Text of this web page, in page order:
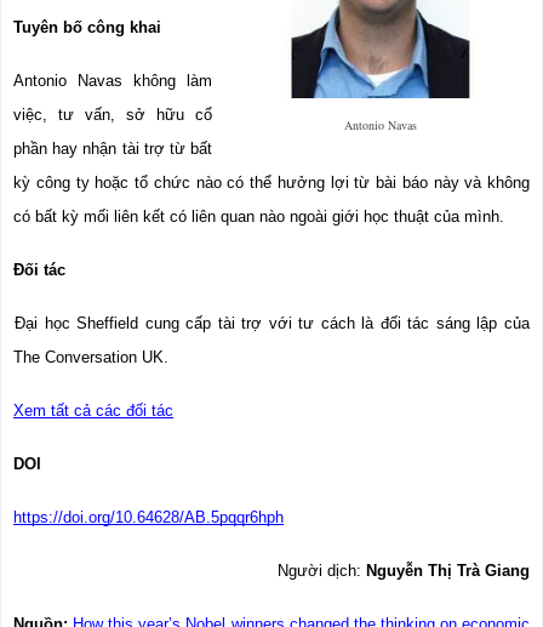
Antonio Navas
Tuyên bố công khai
Antonio Navas không làm
việc, tư vấn, sở hữu cổ
phần hay nhận tài trợ từ bất
kỳ công ty hoặc tổ chức nào có thể hưởng lợi từ bài báo này và không
có bất kỳ mối liên kết có liên quan nào ngoài giới học thuật của mình.
Đối tác
Đại học Sheffield cung cấp tài trợ với tư cách là đối tác sáng lập của
The Conversation UK.
Xem tất cả các đối tác
DOI
https://doi.org/10.64628/AB.5pqqr6hph
Người dịch: Nguyễn Thị Trà Giang